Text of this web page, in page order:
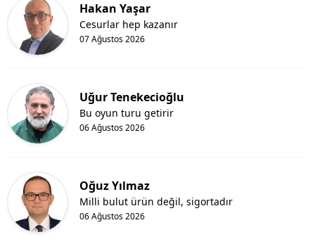
Hakan Yaşar
07 Ağustos 2026
Cesurlar hep kazanır
Uğur Tenekecioğlu
06 Ağustos 2026
Bu oyun turu getirir
Oğuz Yılmaz
06 Ağustos 2026
Milli bulut ürün değil, sigortadır